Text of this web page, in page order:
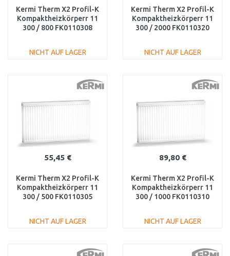
Kermi Therm X2 Profil-K
Kompaktheizkörperr 11
300 / 800 FK0110308
NICHT AUF LAGER
Kermi Therm X2 Profil-K
Kompaktheizkörperr 11
300 / 2000 FK0110320
NICHT AUF LAGER
55,45 €
Kermi Therm X2 Profil-K
Kompaktheizkörperr 11
300 / 500 FK0110305
NICHT AUF LAGER
89,80 €
Kermi Therm X2 Profil-K
Kompaktheizkörperr 11
300 / 1000 FK0110310
NICHT AUF LAGER